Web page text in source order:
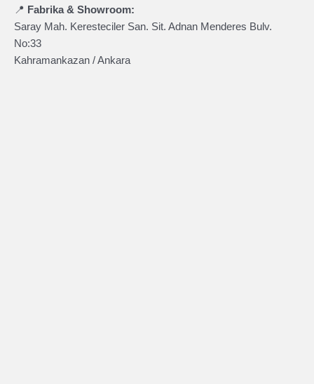
📍 Fabrika & Showroom:
Saray Mah. Keresteciler San. Sit. Adnan Menderes Bulv.
No:33
Kahramankazan / Ankara